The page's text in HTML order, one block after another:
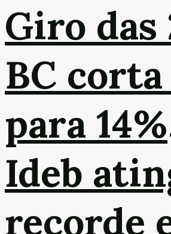
Giro das
BC
para
Ideb
recorde